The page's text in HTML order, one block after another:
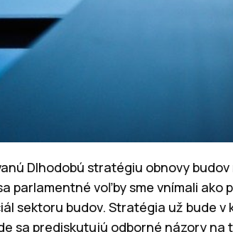
Dlhodobú stratégiu obnovy
parlamentné voľby sme vnímali
sektoru budov. Stratégia už bude
sa prediskutujú odborné názory na